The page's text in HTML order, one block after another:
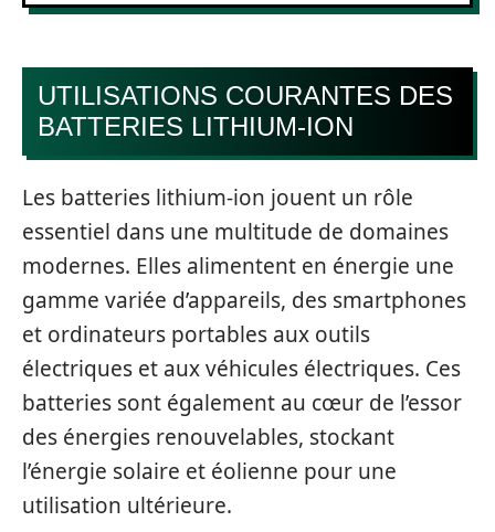
UTILISATIONS COURANTES DES
BATTERIES LITHIUM-ION
Les batteries lithium-ion jouent un rôle
essentiel dans une multitude de domaines
modernes. Elles alimentent en énergie une
gamme variée d’appareils, des smartphones
et ordinateurs portables aux outils
électriques et aux véhicules électriques. Ces
batteries sont également au cœur de l’essor
des énergies renouvelables, stockant
l’énergie solaire et éolienne pour une
utilisation ultérieure.